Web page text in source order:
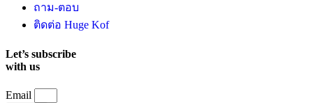
ถาม-ตอบ
ติดต่อ Huge Kof
Let’s subscribe
with us
Email